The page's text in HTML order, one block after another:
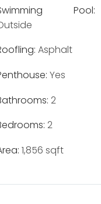
Pool:
Asphalt
Yes
2
2
1,856 sqft